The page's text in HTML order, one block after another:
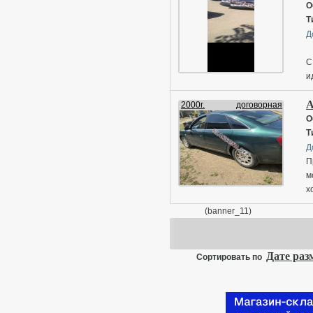
С
2000г. договорная
(banner_11)
Сортировать по Дате